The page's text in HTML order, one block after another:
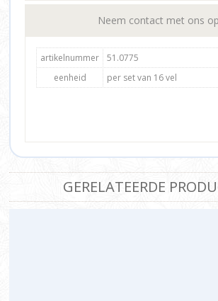
Neem contact met ons op
artikelnummer
51.0775
eenheid
per set van 16 vel
GERELATEERDE